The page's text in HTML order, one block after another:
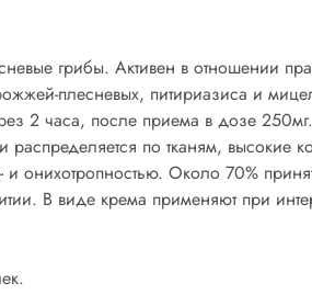
грибы. Активен в отношении
плесневых, питириазиса и
2 часа, после приема в дозе
по тканям, высокие
онихотропностью. Около 70%
В виде крема применяют при